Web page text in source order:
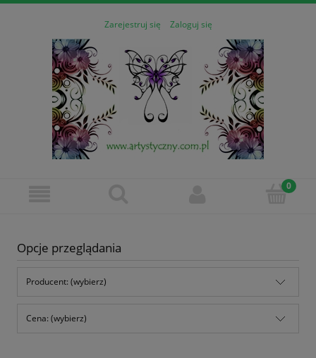
Zarejestruj się Zaloguj się
Opcje przeglądania
Producent: (wybierz)
Cena: (wybierz)